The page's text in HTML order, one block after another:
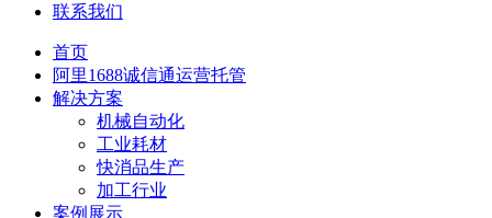
联系我们
首页
阿里1688诚信通运营托管
解决方案
机械自动化
工业耗材
快消品生产
加工行业
案例展示